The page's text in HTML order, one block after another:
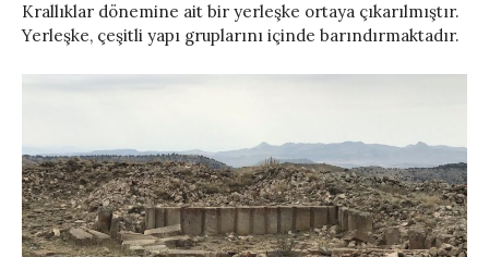
Krallıklar dönemine ait bir yerleşke ortaya çıkarılmıştır.
Yerleşke, çeşitli yapı gruplarını içinde barındırmaktadır.